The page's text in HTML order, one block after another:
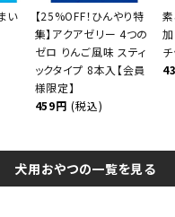
い
【25%OFF！ひんやり特
集】アクアゼリー 4つの
ゼロ りんご風味 スティ
ックタイプ 8本入【会員
様限定】
459円 (税込)
犬用おやつの一覧を見る